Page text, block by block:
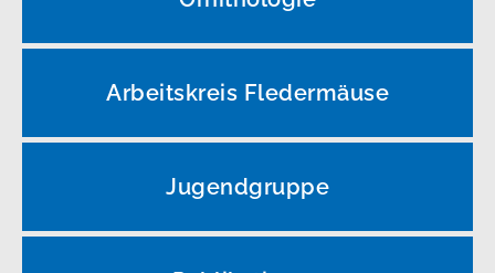
Arbeitskreis Fledermäuse
Jugendgruppe